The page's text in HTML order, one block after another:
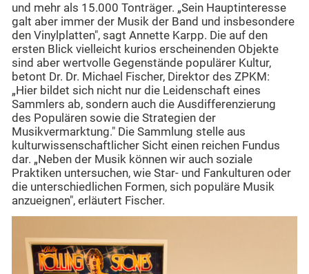
und mehr als 15.000 Tonträger. „Sein Hauptinteresse
galt aber immer der Musik der Band und insbesondere
den Vinylplatten", sagt Annette Karpp. Die auf den
ersten Blick vielleicht kurios erscheinenden Objekte
sind aber wertvolle Gegenstände populärer Kultur,
betont Dr. Dr. Michael Fischer, Direktor des ZPKM:
„Hier bildet sich nicht nur die Leidenschaft eines
Sammlers ab, sondern auch die Ausdifferenzierung
des Populären sowie die Strategien der
Musikvermarktung." Die Sammlung stelle aus
kulturwissenschaftlicher Sicht einen reichen Fundus
dar. „Neben der Musik können wir auch soziale
Praktiken untersuchen, wie Star- und Fankulturen oder
die unterschiedlichen Formen, sich populäre Musik
anzueignen", erläutert Fischer.